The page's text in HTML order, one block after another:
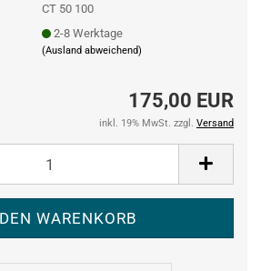
CT 50 100
2-8 Werktage
(Ausland abweichend)
175,00 EUR
inkl. 19% MwSt. zzgl. Versand